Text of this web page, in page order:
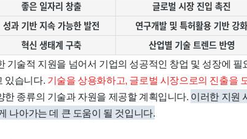
좋은 일자리 창출
글로벌 시장 진입 촉진
성과 기반 지속 가능한 발전
연구개발 및 특허활용 기반 강화
혁신 생태계 구축 산업별 기술 트렌드 반영
기술적 지원을 넘어서 기업의 성공적인 창업 및 성장에 필
있습니다. 기술을 상용화하고, 글로벌 시장으로의 진출을
한 종류의 기술과 자원을 제공할 계획입니다. 이러한 지원
나아가는 데 큰 도움이 될 것입니다.